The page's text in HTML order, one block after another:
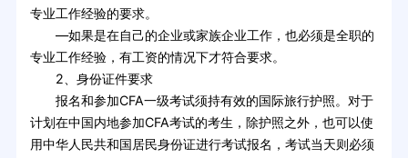
专业工作经验的要求。
—如果是在自己的企业或家族企业工作，也必须是全职的
专业工作经验，有工资的情况下才符合要求。
2、身份证件要求
报名和参加CFA一级考试须持有效的国际旅行护照。对于
计划在中国内地参加CFA考试的考生，除护照之外，也可以使
用中华人民共和国居民身份证进行考试报名，考试当天则必须